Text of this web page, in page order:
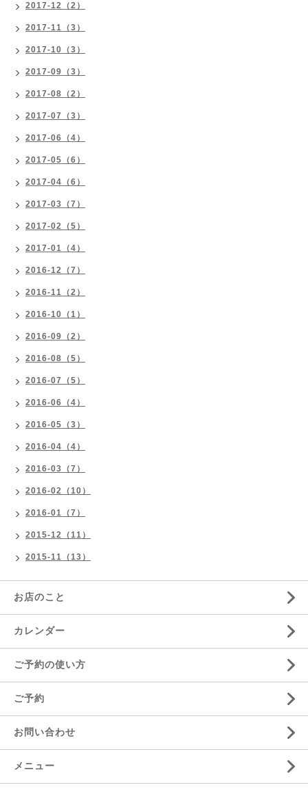
2017-12（2）
2017-11（3）
2017-10（3）
2017-09（3）
2017-08（2）
2017-07（3）
2017-06（4）
2017-05（6）
2017-04（6）
2017-03（7）
2017-02（5）
2017-01（4）
2016-12（7）
2016-11（2）
2016-10（1）
2016-09（2）
2016-08（5）
2016-07（5）
2016-06（4）
2016-05（3）
2016-04（4）
2016-03（7）
2016-02（10）
2016-01（7）
2015-12（11）
2015-11（13）
お店のこと
カレンダー
ご予約の使い方
ご予約
お問い合わせ
メニュー